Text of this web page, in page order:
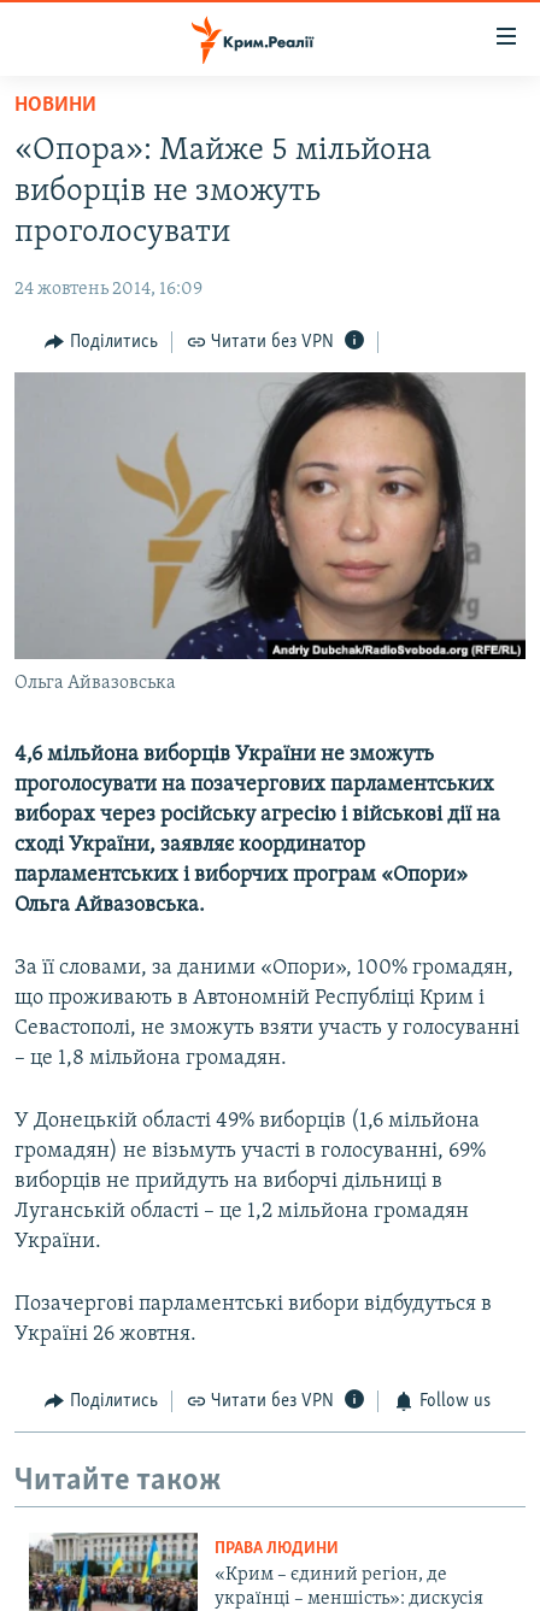
Перейти
основного
матеріалу
Перейти
до
основної
Перейти
до
ВОДА.КРИМ
ВІДЕО ТА ФОТО
БЛОГИ
ПОГЛЯД
СПЕЦПРОЕКТИ
ВІДЕОУРОКИ «ELIFBE»
СВІДЧЕННЯ ОКУПАЦІЇ
УКРАЇНСЬКА ПРОБЛЕМА КРИМУ
ІНФОГРАФІКА
ЯК ОБІЙТИ БЛОКУВАННЯ
ДОЛУЧАЙСЯ!
Усі сайти RFE/RL
НОВИНИ
«Опора»: Майже 5 мільйона
виборців не зможуть
проголосувати
24 жовтень 2014, 16:09
Поділитись Читати без VPN
Ольга Айвазовська
4,6 мільйона виборців України не зможуть
проголосувати на позачергових парламентських
виборах через російську агресію і військові дії на
сході України, заявляє координатор
парламентських і виборчих програм «Опори»
Ольга Айвазовська.
За її словами, за даними «Опори», 100% громадян,
що проживають в Автономній Республіці Крим і
Севастополі, не зможуть взяти участь у голосуванні
– це 1,8 мільйона громадян.
У Донецькій області 49% виборців (1,6 мільйона
громадян) не візьмуть участі в голосуванні, 69%
виборців не прийдуть на виборчі дільниці в
Луганській області – це 1,2 мільйона громадян
України.
Позачергові парламентські вибори відбудуться в
Україні 26 жовтня.
Поділитись Читати без VPN Follow us
Читайте також
ПРАВА ЛЮДИНИ
«Крим – єдиний регіон, де
українці – меншість»: дискусія